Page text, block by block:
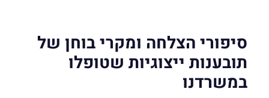
סיפורי הצלחה ומקרי בוחן של
תובענות ייצוגיות שטופלו
במשרדנו